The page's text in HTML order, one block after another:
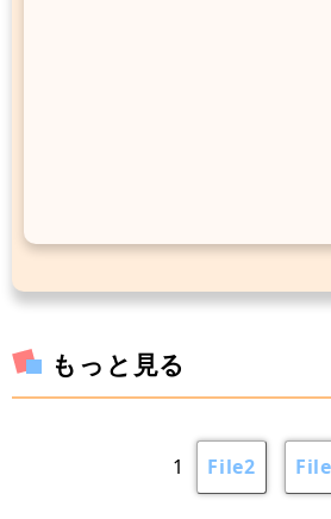
もっと見る
1 File2